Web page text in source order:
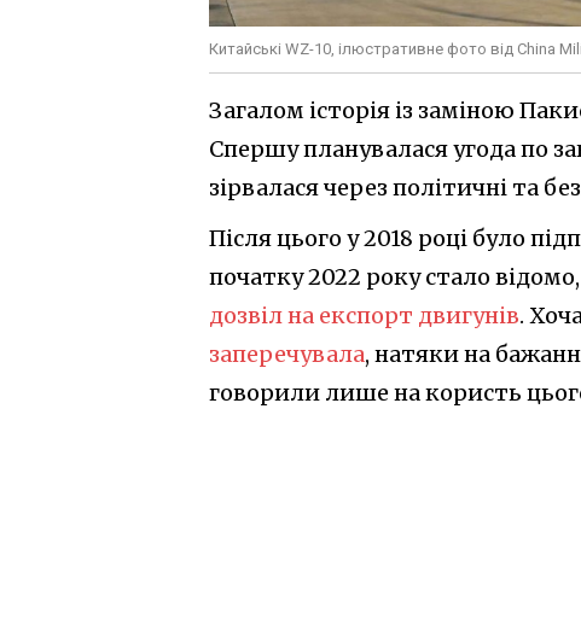
Китайські WZ-10, ілюстративне фото від China
Загалом історія із заміною
Спершу планувалася угода по
зірвалася через політичні та
Після цього у 2018 році було
початку 2022 року стало
дозвіл на експорт двигунів. Хоча
заперечувала, натяки на
говорили лише на користь